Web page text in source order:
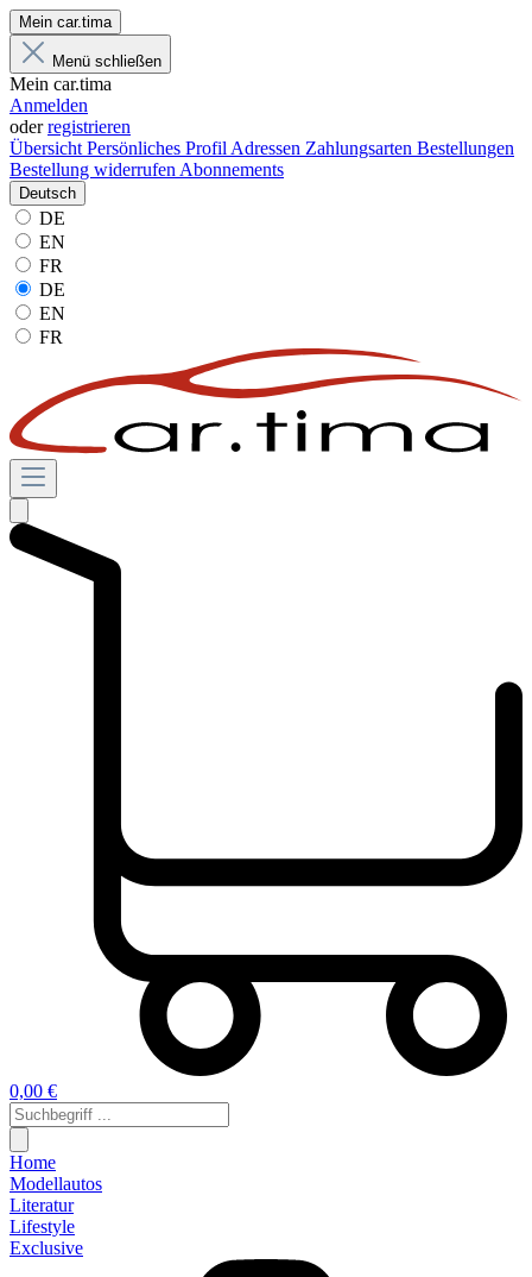
Mein car.tima
Menü schließen
Mein car.tima
Anmelden
oderregistrieren
Übersicht Persönliches Profil Adressen Zahlungsarten Bestellungen
Bestellung widerrufen Abonnements
Deutsch
DE
EN
FR
DE
EN
FR
0,00 €
Home
Modellautos
Literatur
Lifestyle
Exclusive